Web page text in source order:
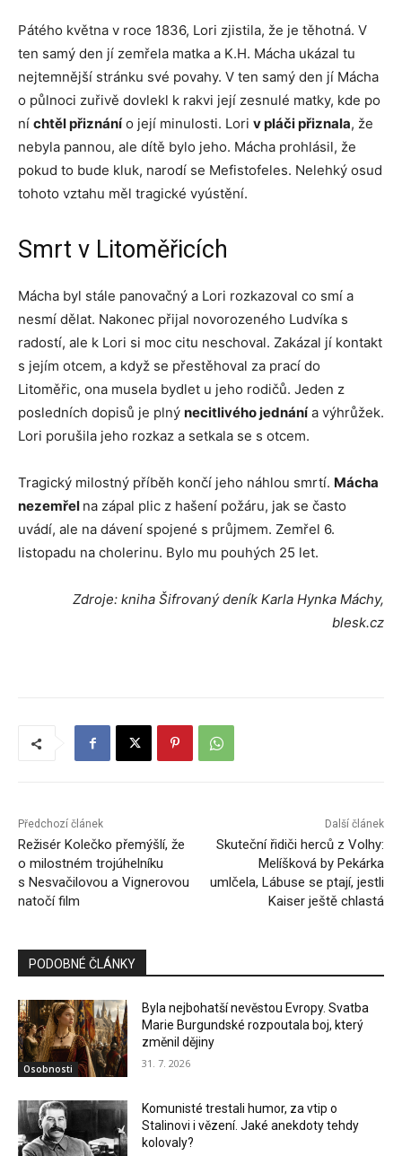
Pátého května v roce 1836, Lori zjistila, že je těhotná. V
ten samý den jí zemřela matka a K.H. Mácha ukázal tu
nejtemnější stránku své povahy. V ten samý den jí Mácha
o půlnoci zuřivě dovlekl k rakvi její zesnulé matky, kde po
ní chtěl přiznánío její minulosti. Lori v pláči přiznala, že
nebyla pannou, ale dítě bylo jeho. Mácha prohlásil, že
pokud to bude kluk, narodí se Mefistofeles. Nelehký osud
tohoto vztahu měl tragické vyústění.
Smrt v Litoměřicích
Mácha byl stále panovačný a Lori rozkazoval co smí a
nesmí dělat. Nakonec přijal novorozeného Ludvíka s
radostí, ale k Lori si moc citu neschoval. Zakázal jí kontakt
s jejím otcem, a když se přestěhoval za prací do
Litoměřic, ona musela bydlet u jeho rodičů. Jeden z
posledních dopisů je plný necitlivého jednánía výhrůžek.
Lori porušila jeho rozkaz a setkala se s otcem.
Tragický milostný příběh končí jeho náhlou smrtí. Mácha
nezemřel na zápal plic z hašení požáru, jak se často
uvádí, ale na dávení spojené s průjmem. Zemřel 6.
listopadu na cholerinu. Bylo mu pouhých 25 let.
Zdroje: kniha Šifrovaný deník Karla Hynka Máchy,
blesk.cz
Předchozí článek
Režisér Kolečko přemýšlí, že
o milostném trojúhelníku
s Nesvačilovou a Vignerovou
natočí film
Další článek
Skuteční řidiči herců z Volhy:
Melíšková by Pekárka
umlčela, Lábuse se ptají, jestli
Kaiser ještě chlastá
PODOBNÉ ČLÁNKY
Osobnosti
Byla nejbohatší nevěstou Evropy. Svatba
Marie Burgundské rozpoutala boj, který
změnil dějiny
31. 7. 2026
Komunisté trestali humor, za vtip o
Stalinovi i vězení. Jaké anekdoty tehdy
kolovaly?